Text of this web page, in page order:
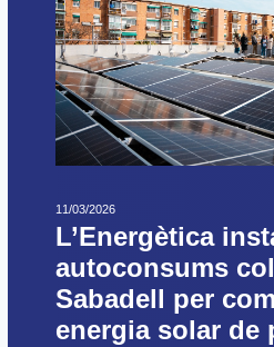
11/03/2026
L’Energètica
autoconsums
Sabadell per
energia solar de